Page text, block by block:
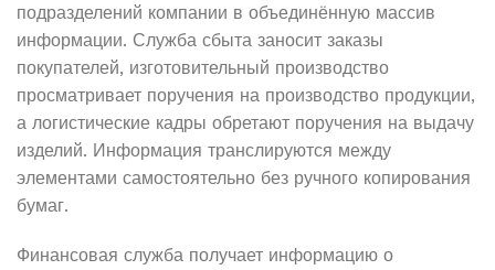
подразделений компании в объединённую массив
информации. Служба сбыта заносит заказы
покупателей, изготовительный производство
просматривает поручения на производство продукции,
а логистические кадры обретают поручения на выдачу
изделий. Информация транслируются между
элементами самостоятельно без ручного копирования
бумаг.
Финансовая служба получает информацию о